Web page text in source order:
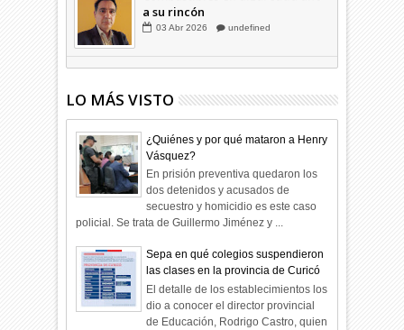
Combustibles en alza: cada uno
a su rincón
LO MÁS VISTO
¿Quiénes y por qué mataron a Henry
Vásquez?
En prisión preventiva quedaron los
dos detenidos y acusados de
secuestro y homicidio es este caso
policial. Se trata de Guillermo Jiménez y ...
Sepa en qué colegios suspendieron
las clases en la provincia de Curicó
El detalle de los establecimientos los
dio a conocer el director provincial
de Educación, Rodrigo Castro, quien